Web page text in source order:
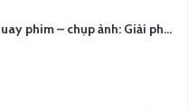
Thuê thiết bị quay phim – chụp ảnh: Giải pháp tối ưu chi phí cho doanh nghiệp